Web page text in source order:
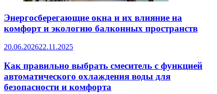
Энергосберегающие окна и их влияние на
комфорт и экологию балконных пространств
20.06.202622.11.2025
Как правильно выбрать смеситель с функцией
автоматического охлаждения воды для
безопасности и комфорта